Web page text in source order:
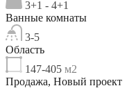
3+1 - 4+1
Ванные комнаты
3-5
Область
147-405 м2
Продажа, Новый проект